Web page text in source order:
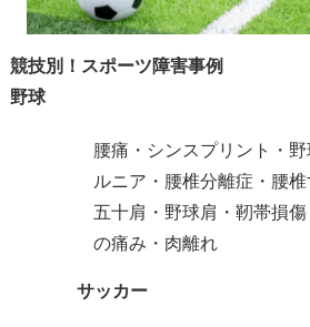
競技別！スポーツ障害事例
野球
腰痛・シンスプリント・
ルニア・腰椎分離症・腰
五十肩・野球肩・靭帯損
の痛み・肉離れ
サッカー